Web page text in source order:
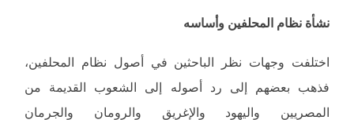
نشأة نظام المحلفين وأساسه
اختلفت وجهات نظر الباحثين في أصول نظام المحلفين،
فذهب بعضهم إلى رد أصوله إلى الشعوب القديمة من
المصريين واليهود والإغريق والرومان والجرمان